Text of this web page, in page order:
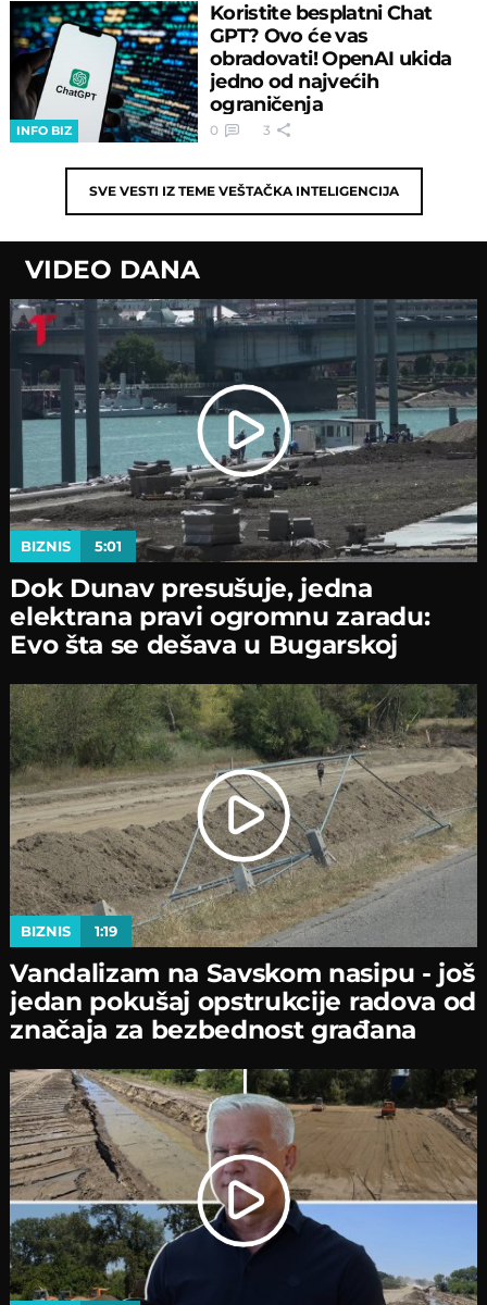
INFO BIZ
Koristite besplatni Chat
GPT? Ovo će vas
obradovati! OpenAI ukida
jedno od najvećih
ograničenja
0 3
SVE VESTI IZ TEME VEŠTAČKA INTELIGENCIJA
VIDEO DANA
BIZNIS 5:01
Dok Dunav presušuje, jedna
elektrana pravi ogromnu zaradu:
Evo šta se dešava u Bugarskoj
BIZNIS 1:19
Vandalizam na Savskom nasipu - јoš
јedan pokušaј opstrukciјe radova od
značaјa za bezbednost građana